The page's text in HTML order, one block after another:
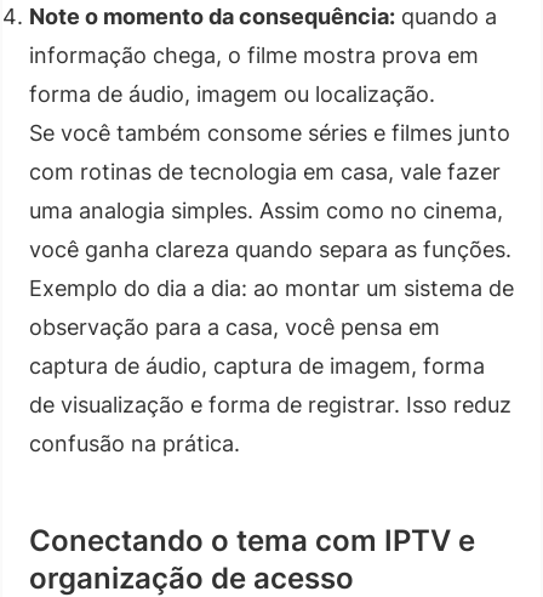
Note o momento da consequência: quando a
informação chega, o filme mostra prova em
forma de áudio, imagem ou localização.
Se você também consome séries e filmes junto
com rotinas de tecnologia em casa, vale fazer
uma analogia simples. Assim como no cinema,
você ganha clareza quando separa as funções.
Exemplo do dia a dia: ao montar um sistema de
observação para a casa, você pensa em
captura de áudio, captura de imagem, forma
de visualização e forma de registrar. Isso reduz
confusão na prática.
Conectando o tema com IPTV e
organização de acesso